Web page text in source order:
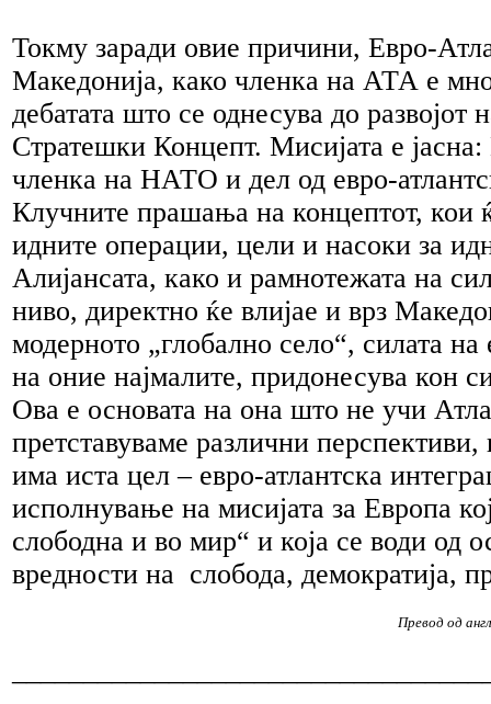
Токму заради овие причини, Евро-
Македонија, како членка на АТА е
дебатата што се однесува до развојот
Стратешки Концепт. Мисијата е
членка на НАТО и дел од евро-
Клучните прашања на концептот, кои
идните операции, цели и насоки за
Алијансата, како и рамнотежата на
ниво, директно ќе влијае и врз
модерното „глобално село“, силата на
на оние најмалите, придонесува кон
Ова е основата на она што не учи
претставуваме различни
има иста цел – евро-атлантска
исполнување на мисијата за Европа
слободна и во мир“ и која се води од
вредности на слобода, демократија,
Превод од